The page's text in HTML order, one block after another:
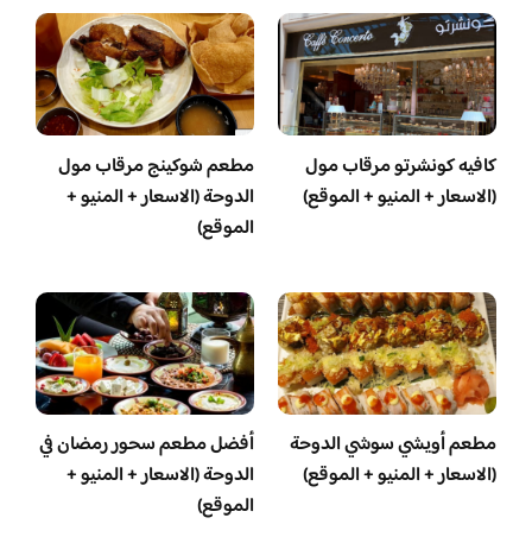
كافيه كونشرتو مرقاب مول
(الاسعار + المنيو + الموقع)
مطعم شوكينج مرقاب مول
الدوحة (الاسعار + المنيو +
الموقع)
مطعم أويشي سوشي الدوحة
(الاسعار + المنيو + الموقع)
أفضل مطعم سحور رمضان في
الدوحة (الاسعار + المنيو +
الموقع)